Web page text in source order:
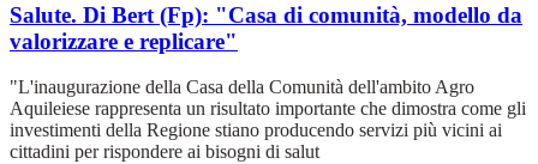
Salute. Di Bert (Fp): "Casa di comunità, modello da
valorizzare e replicare"
"L'inaugurazione della Casa della Comunità dell'ambito Agro
Aquileiese rappresenta un risultato importante che dimostra come gli
investimenti della Regione stiano producendo servizi più vicini ai
cittadini per rispondere ai bisogni di salut